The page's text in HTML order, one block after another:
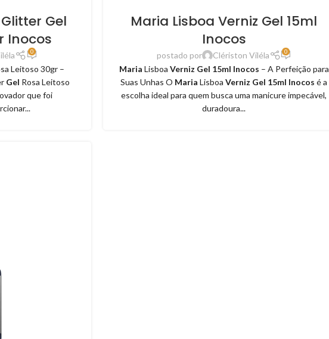
Gel
Inocos
0
Leitoso 30gr –
Gel Rosa Leitoso
que foi
Maria Lisboa Verniz Gel 15ml
Inocos
postado por Clériston Viléla 0
Maria Lisboa Verniz Gel 15ml Inocos – A Perfeição para
Suas Unhas O Maria LisboaVerniz Gel 15ml Inocos é a
escolha ideal para quem busca uma manicure impecável,
duradoura...